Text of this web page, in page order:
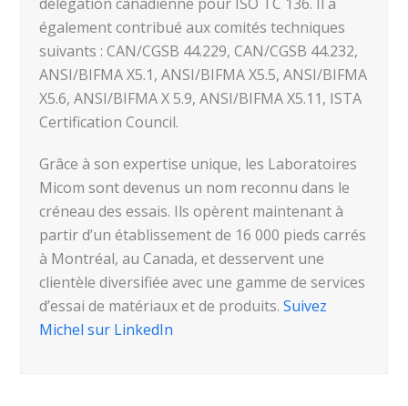
également contribué aux comités techniques
suivants : CAN/CGSB 44.229, CAN/CGSB 44.232,
ANSI/BIFMA X5.1, ANSI/BIFMA X5.5, ANSI/BIFMA
X5.6, ANSI/BIFMA X 5.9, ANSI/BIFMA X5.11, ISTA
Certification Council.
Grâce à son expertise unique, les Laboratoires
Micom sont devenus un nom reconnu dans le
créneau des essais. Ils opèrent maintenant à
partir d’un établissement de 16 000 pieds carrés
à Montréal, au Canada, et desservent une
clientèle diversifiée avec une gamme de services
d’essai de matériaux et de produits.Suivez
Michel sur LinkedIn